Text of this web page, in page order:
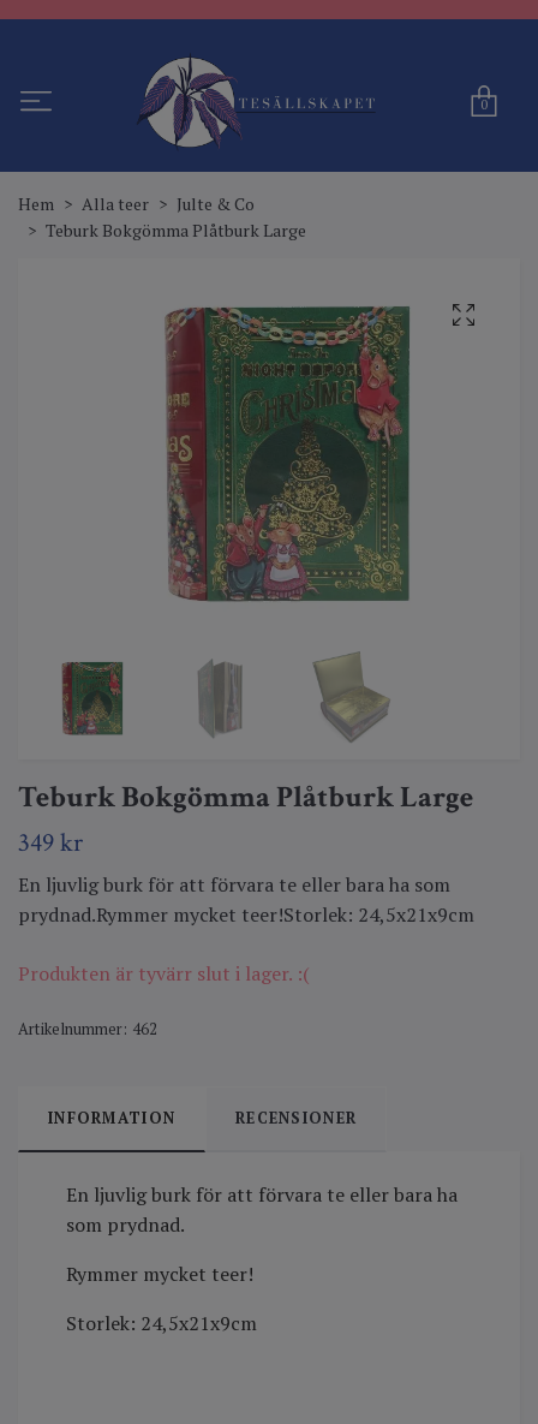
0
Hem Alla teer
Julte & Co
Teburk Bokgömma Plåtburk Large
Teburk Bokgömma Plåtburk Large
349 kr
En ljuvlig burk för att förvara te eller bara ha som
prydnad.Rymmer mycket teer!Storlek: 24,5x21x9cm
Produkten är tyvärr slut i lager. :(
Artikelnummer: 462
INFORMATION RECENSIONER
En ljuvlig burk för att förvara te eller bara ha
som prydnad.
Rymmer mycket teer!
Storlek: 24,5x21x9cm